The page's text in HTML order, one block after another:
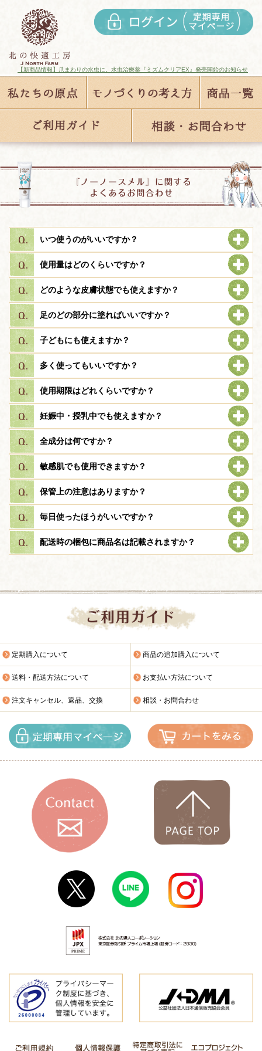
【新商品情報】爪まわりの水虫に。水虫治療薬『ミズムクリアEX』発売開始のお知らせ
いつ使うのがいいですか？
使用量はどのくらいですか？
どのような皮膚状態でも使えますか？
足のどの部分に塗ればいいですか？
子どもにも使えますか？
多く使ってもいいですか？
使用期限はどれくらいですか？
妊娠中・授乳中でも使えますか？
全成分は何ですか？
敏感肌でも使用できますか？
保管上の注意はありますか？
毎日使ったほうがいいですか？
配送時の梱包に商品名は記載されますか？
定期購入について 商品の追加購入について
送料・配送方法について お支払い方法について
注文キャンセル、返品、交換 相談・お問合わせ